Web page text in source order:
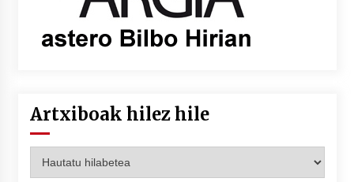
Artxiboak hilez hile
hilez